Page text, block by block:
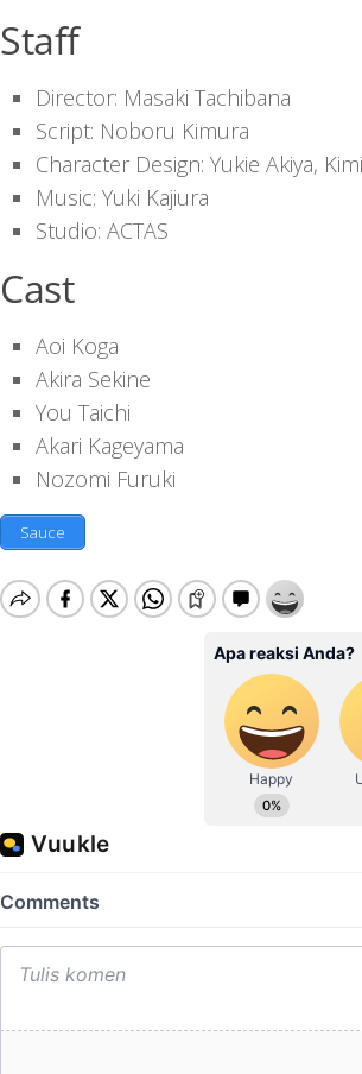
Staff
Director: Masaki Tachibana
Script: Noboru Kimura
Character Design: Yukie Akiya,
Music: Yuki Kajiura
Studio: ACTAS
Cast
Aoi Koga
Akira Sekine
You Taichi
Akari Kageyama
Nozomi Furuki
Sauce